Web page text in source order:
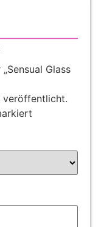
Glass
veröffentlicht.